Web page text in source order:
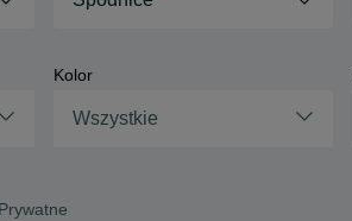
Kolor
Wszystkie
Prywatne